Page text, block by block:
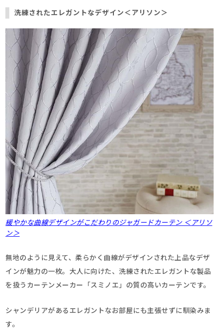
洗練されたエレガントなデザイン＜アリソン＞
緩やかな曲線デザインがこだわりのジャガードカーテン ＜アリソ
ン＞
無地のように見えて、柔らかく曲線がデザインされた上品なデザ
インが魅力の一枚。大人に向けた、洗練されたエレガントな製品
を扱うカーテンメーカー「スミノエ」の質の高いカーテンです。
シャンデリアがあるエレガントなお部屋にも主張せずに馴染みま
す。